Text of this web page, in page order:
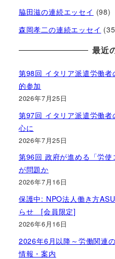
脇田滋の連続エッセイ (98)
森岡孝二の連続エッセイ
最近
第98回 イタリア派遣労働
的参加
2026年7月25日
第97回 イタリア派遣労働
心に
2026年7月25日
第96回 政府が進める「労
が問題か
2026年7月16日
保護中: NPO法人働き方
らせ [会員限定]
2026年6月16日
2026年6月以降～労働関連
情報・案内